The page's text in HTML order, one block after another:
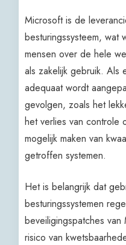
Microsoft is de
besturingssysteem, wat
mensen over de hele
als zakelijk gebruik. Als
adequaat wordt
gevolgen, zoals het
het verlies van controle
mogelijk maken van
getroffen systemen.
Het is belangrijk dat
besturingssystemen
beveiligingspatches
risico van